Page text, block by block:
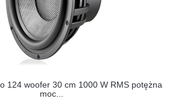
124 woofer 30 cm 1000 W RMS potężna
moc...